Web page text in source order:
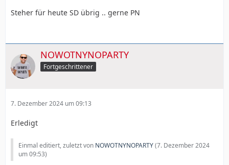
Steher für heute SD übrig .. gerne PN
NOWOTNYNOPARTY
Fortgeschrittener
7. Dezember 2024 um 09:13
Erledigt
Einmal editiert, zuletzt von NOWOTNYNOPARTY(7. Dezember 2024
um 09:53)